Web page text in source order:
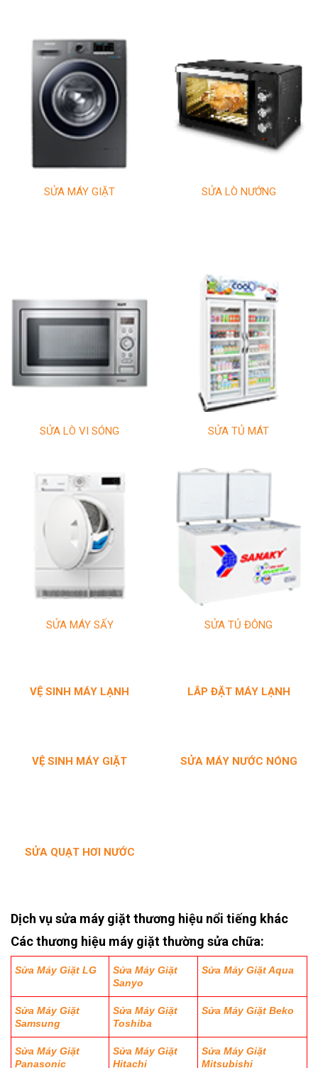
SỬA MÁY GIẶT SỬA LÒ NƯỚNG
SỬA LÒ VI SÓNG
SỬA MÁY SẤY
SỬA TỦ MÁT
SỬA TỦ ĐÔNG
VỆ SINH MÁY LẠNH
VỆ SINH MÁY GIẶT
LẮP ĐẶT MÁY LẠNH
SỬA MÁY NƯỚC NÓNG
SỬA QUẠT HƠI NƯỚC
Dịch vụ sửa máy giặt thương hiệu nổi tiếng khác
Các thương hiệu máy giặt thường sửa chữa:
Sửa Máy Giặt LG
Sửa Máy Giặt
Sanyo
Sửa Máy Giặt Aqua
Sửa Máy Giặt
Samsung
Sửa Máy Giặt
Toshiba
Sửa Máy Giặt Beko
Sửa Máy Giặt
Panasonic
Sửa Máy Giặt
Hitachi
Sửa Máy Giặt
Mitsubishi